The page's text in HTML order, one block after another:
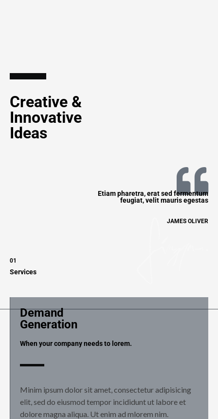
Creative &
Innovative
Ideas
Etiam pharetra, erat sed fermentum
feugiat, velit mauris egestas
JAMES OLIVER
01
Services
Demand
Generation
When your company needs to lorem.
Minim ipsum dolor sit amet, consectetur adipisicing
elit, sed do eiusmod tempor incididunt ut labore et
dolore magna aliqua. Ut enim ad mlorem nim.